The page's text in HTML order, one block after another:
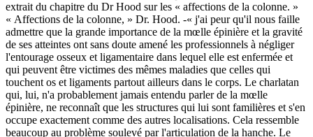
extrait du chapitre du Dr Hood sur les « affections de la colonne. »
« Affections de la colonne, » Dr. Hood. -« j'ai peur qu'il nous faille
admettre que la grande importance de la mœlle épinière et la gravité
de ses atteintes ont sans doute amené les professionnels à négliger
l'entourage osseux et ligamentaire dans lequel elle est enfermée et
qui peuvent être victimes des mêmes maladies que celles qui
touchent os et ligaments partout ailleurs dans le corps. Le charlatan
qui, lui, n'a probablement jamais entendu parler de la mœlle
épinière, ne reconnaît que les structures qui lui sont familières et s'en
occupe exactement comme des autres localisations. Cela ressemble
beaucoup au problème soulevé par l'articulation de la hanche. Le